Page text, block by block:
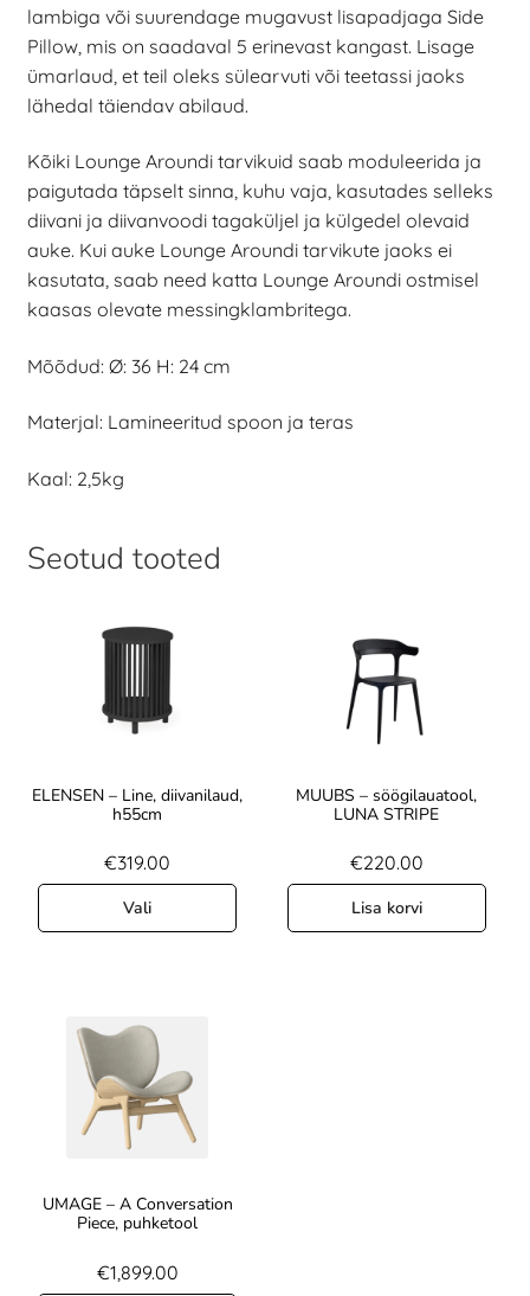
lambiga või suurendage mugavust lisapadjaga Side
Pillow, mis on saadaval 5 erinevast kangast. Lisage
ümarlaud, et teil oleks sülearvuti või teetassi jaoks
lähedal täiendav abilaud.
Kõiki Lounge Aroundi tarvikuid saab moduleerida ja
paigutada täpselt sinna, kuhu vaja, kasutades selleks
diivani ja diivanvoodi tagaküljel ja külgedel olevaid
auke. Kui auke Lounge Aroundi tarvikute jaoks ei
kasutata, saab need katta Lounge Aroundi ostmisel
kaasas olevate messingklambritega.
Mõõdud: Ø: 36 H: 24 cm
Materjal: Lamineeritud spoon ja teras
Kaal: 2,5kg
Seotud tooted
ELENSEN – Line, diivanilaud,
h55cm
€319.00
Vali
MUUBS – söögilauatool,
LUNA STRIPE
€220.00
Lisa korvi
UMAGE – A Conversation
Piece, puhketool
€1,899.00